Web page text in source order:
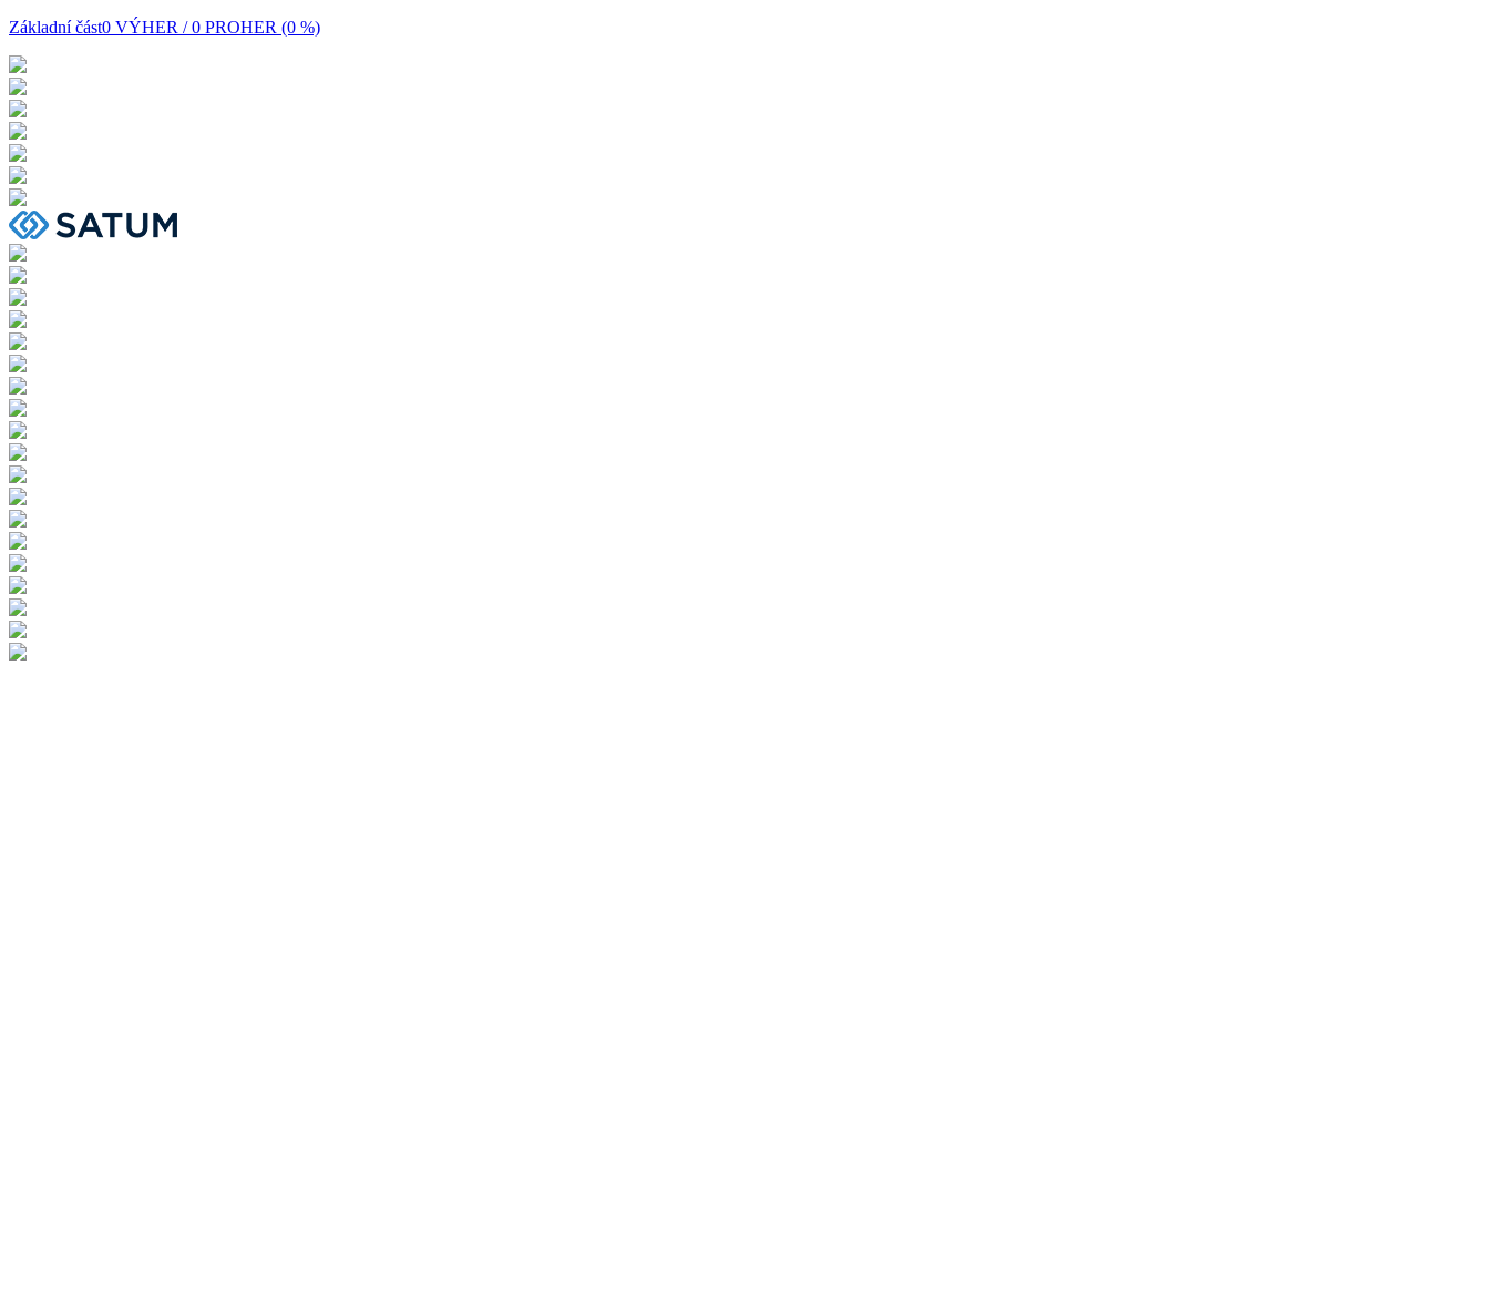
Základní část0 VÝHER / 0 PROHER (0 %)